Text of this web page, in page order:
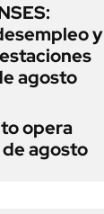
y
agosto
opera
agosto